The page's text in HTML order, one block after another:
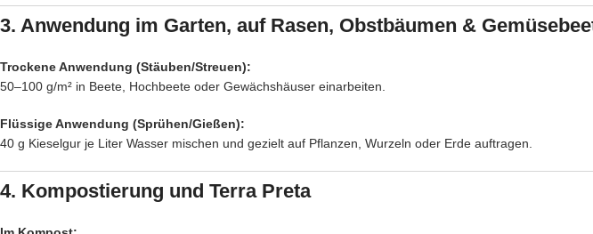
3. Anwendung im Garten, auf Rasen, Obstbäumen &
Trockene Anwendung (Stäuben/Streuen):
50–100 g/m² in Beete, Hochbeete oder Gewächshäuser einarbeiten.
Flüssige Anwendung (Sprühen/Gießen):
40 g Kieselgur je Liter Wasser mischen und gezielt auf Pflanzen, Wurzeln oder Erde auftragen.
4. Kompostierung und Terra Preta